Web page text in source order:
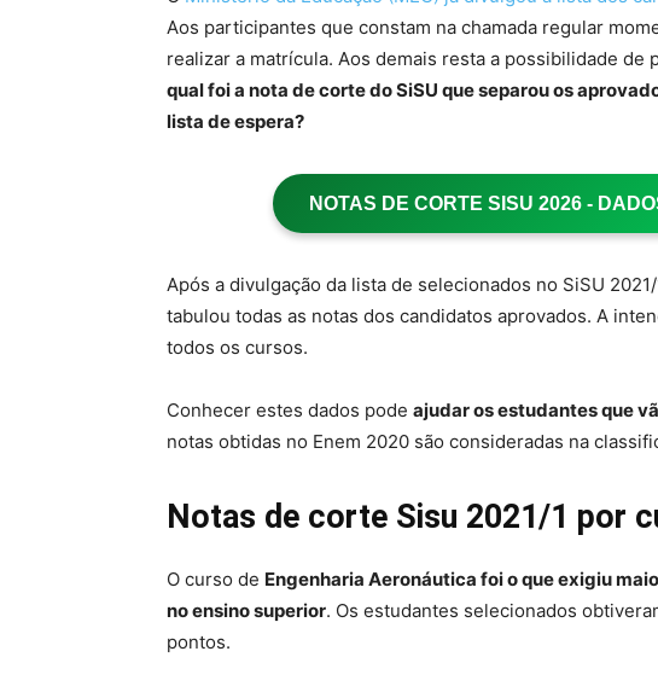
Aos participantes que constam na chamada regular
realizar a matrícula. Aos demais resta a possibilidade de
qual foi a nota de corte do SiSU que separou os
lista de espera?
NOTAS DE CORTE SISU 2026 -
Após a divulgação da lista de selecionados no SiSU
tabulou todas as notas dos candidatos aprovados. A
todos os cursos.
Conhecer estes dados pode ajudar os estudantes que
notas obtidas no Enem 2020 são consideradas na
Notas de corte Sisu 2021/1 por
O curso de Engenharia Aeronáutica foi o que exigiu
no ensino superior. Os estudantes selecionados
pontos.